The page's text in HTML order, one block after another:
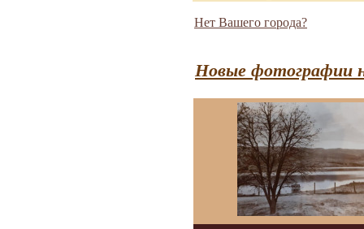
Нет Вашего города?
Новые фотографии